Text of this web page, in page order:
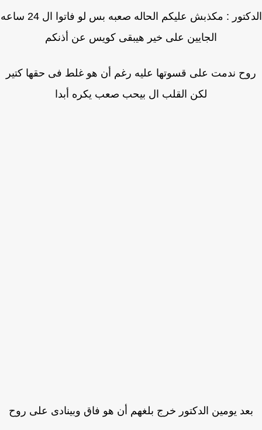
الدكتور : مكذبش عليكم الحاله صعبه بس لو فاتوا ال 24 ساعه
الجايين على خير هيبقى كويس عن أذنكم
ندمت على قسوتها عليه رغم أن هو غلط فى حقها كتير
لكن القلب ال بيحب صعب يكره أبدا
يومين الدكتور خرج بلغهم أن هو فاق وبينادى على روح